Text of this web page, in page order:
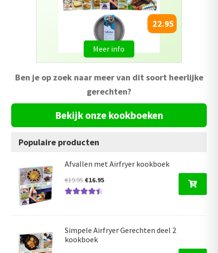
33.90
Meer info
Ben je op zoek naar meer van dit soort heerlijke
gerechten?
Bekijk onze kookboeken
Populaire producten
Afvallen met Airfryer kookboek
€19.95Oorspronkelijke
prijs
€16.95Huidige
Simpele Airfryer Gerechten deel 2
kookboek